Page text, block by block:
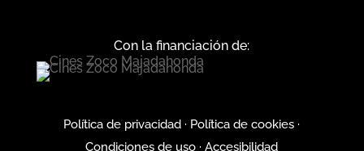
Con la financiación de:
Política de privacidad · Política de cookies ·
Condiciones de uso ·Accesibilidad